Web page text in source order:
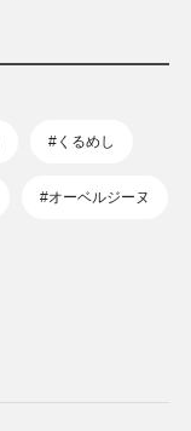
#くるめし
#オーベルジーヌ